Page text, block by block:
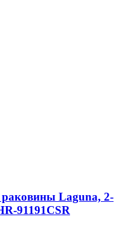
Laguna, 2-
91191CSR